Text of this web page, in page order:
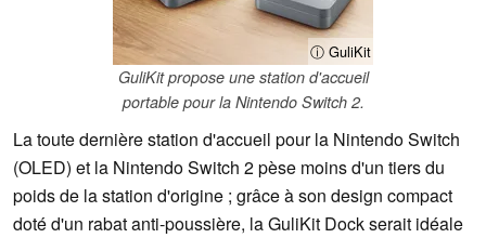
ⓘ GuliKit
GuliKit propose une station d'accueil
portable pour la Nintendo Switch 2.
La toute dernière station d'accueil pour la Nintendo Switch
(OLED) et la Nintendo Switch 2 pèse moins d'un tiers du
poids de la station d'origine ; grâce à son design compact
doté d'un rabat anti-poussière, la GuliKit Dock serait idéale